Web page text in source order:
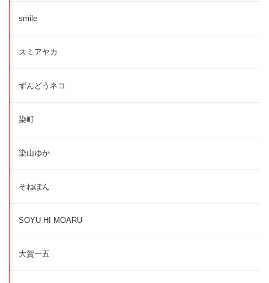
smile
スミアヤカ
ずんどうネコ
染町
染山ゆか
そねぽん
SOYU HI MOARU
大賀一五